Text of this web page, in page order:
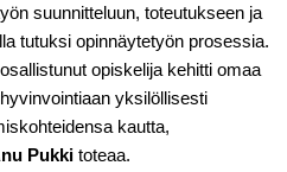
suunnitteluun, toteutukseen ja
tutuksi opinnäytetyön prosessia.
opiskelija kehitti omaa
yksilöllisesti
kautta,
Pukki toteaa.